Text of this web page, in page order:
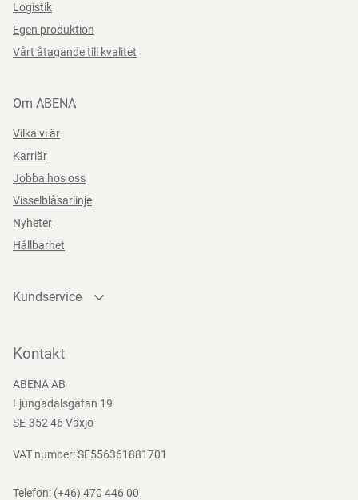
Logistik
Egen produktion
Vårt åtagande till kvalitet
Om ABENA
Vilka vi är
Karriär
Jobba hos oss
Visselblåsarlinje
Nyheter
Hållbarhet
Kundservice
Bli kund
Nedladdningar
Kontakt
ABENA AB
Ljungadalsgatan 19
SE-352 46 Växjö
VAT number: SE556361881701
Telefon: (+46) 470 446 00